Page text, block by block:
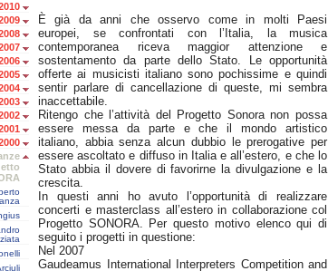
È già da anni che osservo come in molti Paesi
europei, se confrontati con l’Italia, la musica
contemporanea riceva maggior attenzione e
sostentamento da parte dello Stato. Le opportunità
offerte ai musicisti italiano sono pochissime e quindi
sentir parlare di cancellazione di queste, mi sembra
inaccettabile.
Ritengo che l’attività del Progetto Sonora non possa
essere messa da parte e che il mondo artistico
italiano, abbia senza alcun dubbio le prerogative per
essere ascoltato e diffuso in Italia e all’estero, e che lo
Stato abbia il dovere di favorirne la divulgazione e la
crescita.
In questi anni ho avuto l’opportunità di realizzare
concerti e masterclass all’estero in collaborazione col
Progetto SONORA. Per questo motivo elenco qui di
seguito i progetti in questione:
Nel 2007
Gaudeamus International Interpreters Competition and